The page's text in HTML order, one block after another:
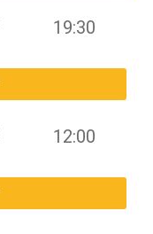
19:30
12:00